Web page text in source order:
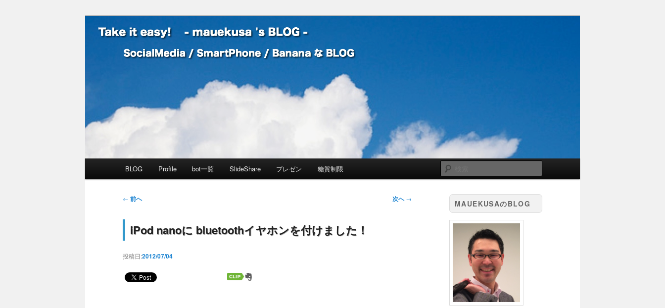
Take it easy! – mauekusa 's BLOG -
索
メインコンテンツへ移動
サブコンテンツへ移動
BLOG Profile bot一覧 SlideShare プレゼン 糖質制限
投稿ナビゲーション
← 前へ 次へ→
iPod nanoに bluetoothイヤホンを付けました！
投稿日:2012/07/04
MAUEKUSAのBLOG